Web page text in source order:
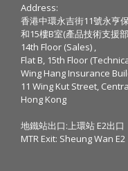
Address:
香港中環永吉街11號永亨
和15樓B室(產品技術支援
14th Floor (Sales) ,
Flat B, 15th Floor
Wing Hang Insurance
11 Wing Kut Street,
Hong Kong
地鐵站出口:上環站 E2出口
MTR Exit: Sheung Wan E2